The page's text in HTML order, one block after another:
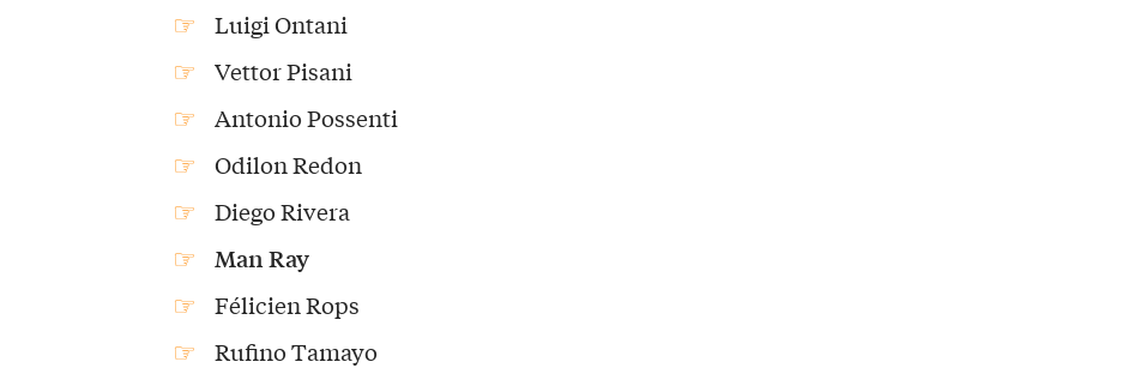
Luigi Ontani
Vettor Pisani
Antonio Possenti
Odilon Redon
Diego Rivera
Man Ray
Félicien Rops
Rufino Tamayo